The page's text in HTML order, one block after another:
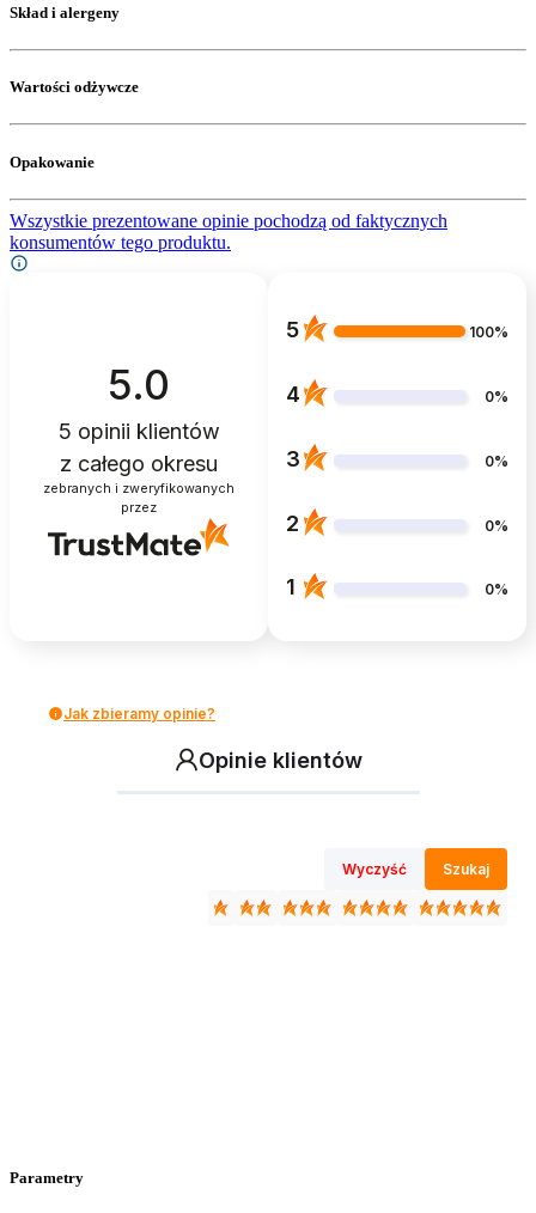
Skład i alergeny
Wartości odżywcze
Opakowanie
Wszystkie prezentowane opinie pochodzą od faktycznych
konsumentów tego produktu.
5.0
5 opinii klientów
z całego okresu
zebranych i zweryfikowanych
przez
5 100%
4 0%
3 0%
2 0%
1 0%
Jak zbieramy opinie?
Opinie klientów
Wyczyść Szukaj
Parametry